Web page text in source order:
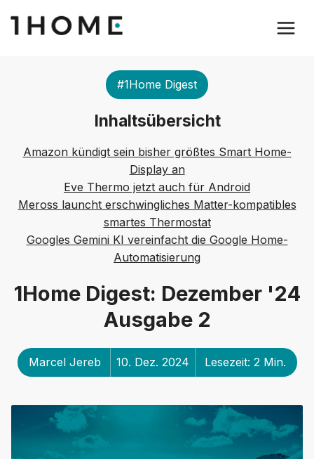
#1Home Digest
Inhaltsübersicht
Amazon kündigt sein bisher größtes Smart Home-
Display an
Eve Thermo jetzt auch für Android
Meross launcht erschwingliches Matter-kompatibles
smartes Thermostat
Googles Gemini KI vereinfacht die Google Home-
Automatisierung
1Home Digest: Dezember '24
Ausgabe 2
Marcel Jereb 10. Dez. 2024 Lesezeit: 2 Min.